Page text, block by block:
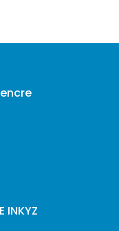
INKYZ